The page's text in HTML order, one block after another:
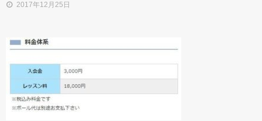
スクール案内
ジュニアスクール
2017年12月25日